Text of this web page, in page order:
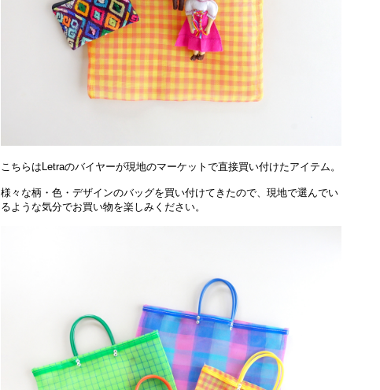
こちらはLetraのバイヤーが現地のマーケットで直接買い付けたアイテム。
様々な柄・色・デザインのバッグを買い付けてきたので、現地で選んでい
るような気分でお買い物を楽しみください。